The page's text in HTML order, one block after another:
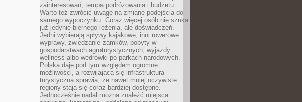
zainteresowań, tempa podróżowania i budżetu.
Warto też zwrócić uwagę na zmianę podejścia do
samego wypoczynku. Coraz więcej osób nie szuka
już jedynie biernego leżenia, ale doświadczeń.
Jedni wybierają spływy kajakowe, inni rowerowe
wyprawy, zwiedzanie zamków, pobyty w
gospodarstwach agroturystycznych, wyjazdy
wellness albo wędrówki po parkach narodowych.
Polska daje pod tym względem ogromne
możliwości, a rozwijająca się infrastruktura
turystyczna sprawia, że nawet mniej oczywiste
regiony stają się coraz bardziej dostępne.
Jednocześnie nadal można znaleźć miejsca